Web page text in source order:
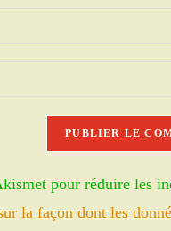
pour réduire les
la façon dont les